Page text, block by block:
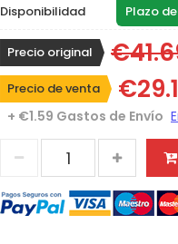
Disponibilidad
Plazo
Precio original
Precio de venta
+ €1.59 Gastos de Envío